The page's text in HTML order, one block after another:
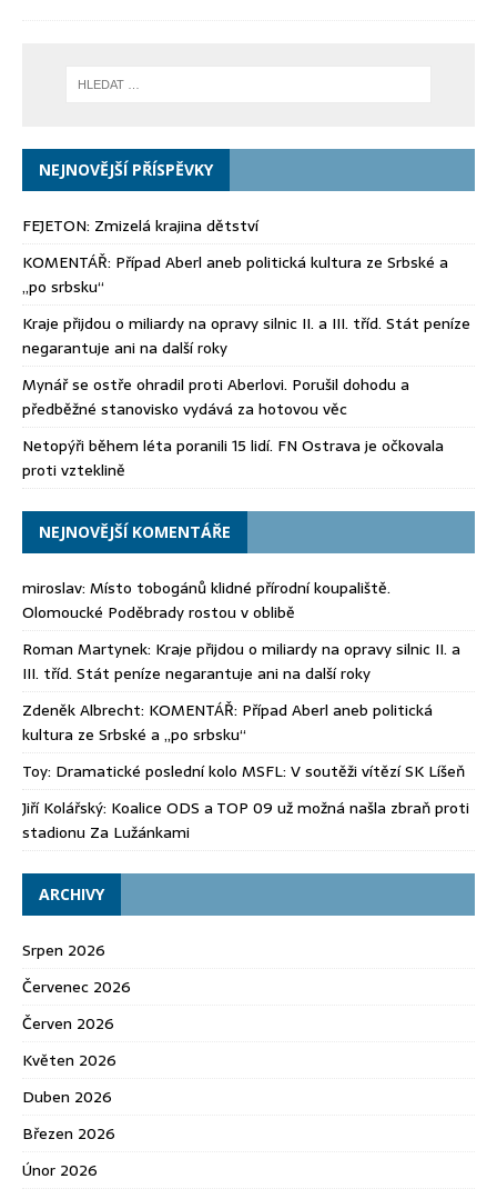
NEJNOVĚJŠÍ PŘÍSPĚVKY
FEJETON: Zmizelá krajina dětství
KOMENTÁŘ: Případ Aberl aneb politická kultura ze Srbské a
„po srbsku“
Kraje přijdou o miliardy na opravy silnic II. a III. tříd. Stát peníze
negarantuje ani na další roky
Mynář se ostře ohradil proti Aberlovi. Porušil dohodu a
předběžné stanovisko vydává za hotovou věc
Netopýři během léta poranili 15 lidí. FN Ostrava je očkovala
proti vzteklině
NEJNOVĚJŠÍ KOMENTÁŘE
miroslav: Místo tobogánů klidné přírodní koupaliště.
Olomoucké Poděbrady rostou v oblibě
Roman Martynek: Kraje přijdou o miliardy na opravy silnic II. a
III. tříd. Stát peníze negarantuje ani na další roky
Zdeněk Albrecht: KOMENTÁŘ: Případ Aberl aneb politická
kultura ze Srbské a „po srbsku“
Toy: Dramatické poslední kolo MSFL: V soutěži vítězí SK Líšeň
Jiří Kolářský: Koalice ODS a TOP 09 už možná našla zbraň proti
stadionu Za Lužánkami
ARCHIVY
Srpen 2026
Červenec 2026
Červen 2026
Květen 2026
Duben 2026
Březen 2026
Únor 2026